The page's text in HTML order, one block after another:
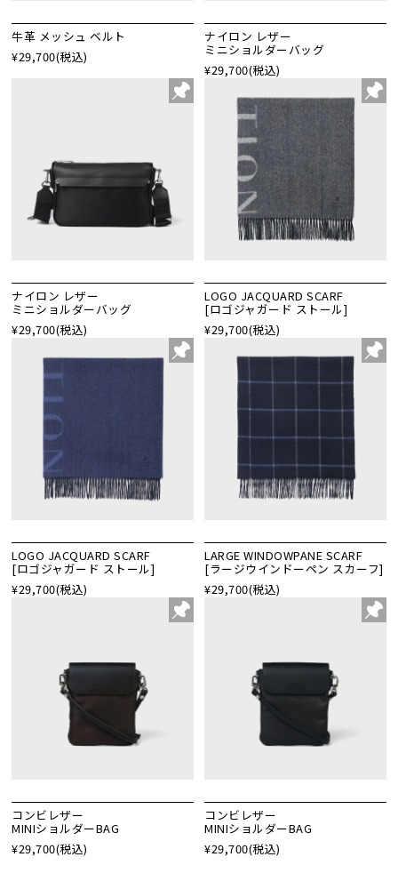
牛革 メッシュ ベルト
¥29,700(税込)
ナイロン レザー
ミニショルダーバッグ
¥29,700(税込)
ナイロン レザー
ミニショルダーバッグ
¥29,700(税込)
LOGO JACQUARD SCARF
[ロゴジャガード ストール]
¥29,700(税込)
LOGO JACQUARD SCARF
[ロゴジャガード ストール]
¥29,700(税込)
LARGE WINDOWPANE SCARF
[ラージウインドーペン スカーフ]
¥29,700(税込)
コンビレザー
MINIショルダーBAG
¥29,700(税込)
コンビレザー
MINIショルダーBAG
¥29,700(税込)